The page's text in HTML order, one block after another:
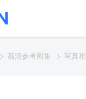
高清参考图集 写真